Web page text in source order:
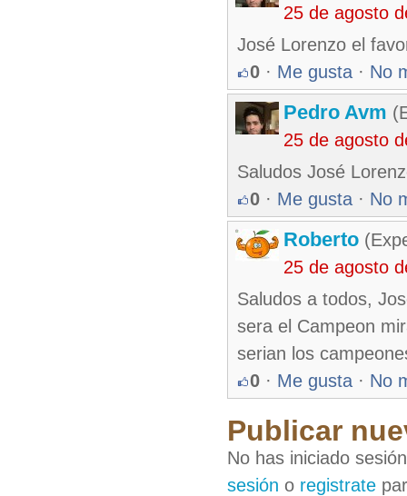
25 de agosto
José Lorenzo el
0 · Me gusta · No
Pedro Avm
25 de agosto
Saludos José
0 · Me gusta · No
Roberto
25 de agosto
Saludos a todos,
sera el Campeon
serian los
0 · Me gusta · No
Publicar
No has iniciado
sesión o registrate